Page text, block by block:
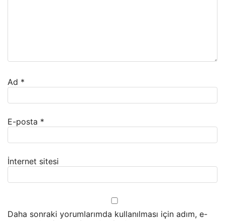
Ad *
E-posta *
İnternet sitesi
Daha sonraki yorumlarımda kullanılması için adım, e-